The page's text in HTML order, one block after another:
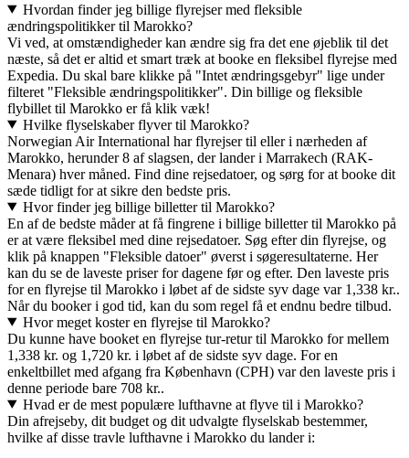
Hvordan finder jeg billige flyrejser med fleksible
ændringspolitikker til Marokko?
Vi ved, at omstændigheder kan ændre sig fra det ene øjeblik til det
næste, så det er altid et smart træk at booke en fleksibel flyrejse med
Expedia. Du skal bare klikke på "Intet ændringsgebyr" lige under
filteret "Fleksible ændringspolitikker". Din billige og fleksible
flybillet til Marokko er få klik væk!
Hvilke flyselskaber flyver til Marokko?
Norwegian Air International har flyrejser til eller i nærheden af
Marokko, herunder 8 af slagsen, der lander i Marrakech (RAK-
Menara) hver måned. Find dine rejsedatoer, og sørg for at booke dit
sæde tidligt for at sikre den bedste pris.
Hvor finder jeg billige billetter til Marokko?
En af de bedste måder at få fingrene i billige billetter til Marokko på
er at være fleksibel med dine rejsedatoer. Søg efter din flyrejse, og
klik på knappen "Fleksible datoer" øverst i søgeresultaterne. Her
kan du se de laveste priser for dagene før og efter. Den laveste pris
for en flyrejse til Marokko i løbet af de sidste syv dage var 1,338 kr..
Når du booker i god tid, kan du som regel få et endnu bedre tilbud.
Hvor meget koster en flyrejse til Marokko?
Du kunne have booket en flyrejse tur-retur til Marokko for mellem
1,338 kr. og 1,720 kr. i løbet af de sidste syv dage. For en
enkeltbillet med afgang fra København (CPH) var den laveste pris i
denne periode bare 708 kr..
Hvad er de mest populære lufthavne at flyve til i Marokko?
Din afrejseby, dit budget og dit udvalgte flyselskab bestemmer,
hvilke af disse travle lufthavne i Marokko du lander i: